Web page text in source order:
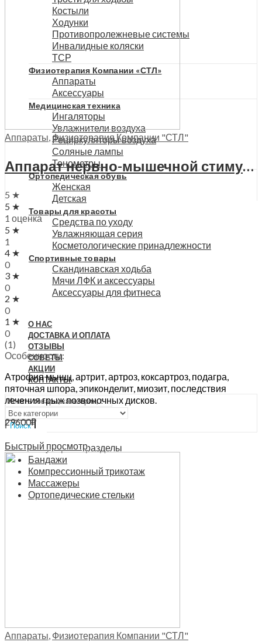
Костыли
Ходунки
Противопролежневые системы
Инвалидные коляски
ТСР
Физиотерапия Компании «СТЛ»
Аппараты
Аксессуары
Медицинская техника
Ингаляторы
Увлажнители воздуха
Рециркуляторы воздуха
Соляные лампы
Тонометры
Ортопедическая обувь
Женская
Детская
Товары для красоты
Средства по уходу
Увлажняющая серия
Косметологические принадлежности
Спортивные товары
Скандинавская ходьба
Мячи ЛФК и аксессуары
Аксессуары для фитнеса
О НАС
ДОСТАВКА И ОПЛАТА
ОТЗЫВЫ
СОВЕТЫ
АКЦИИ
КОНТАКТЫ
Поиск
Популярные разделы
Бандажи
Компрессионный трикотаж
Массажеры
Ортопедические стельки
Аппараты, Физиотерапия Компании "СТЛ"
Аппарат нервно-мышечной стимуляции АНМС Меркурий, А101
5 ★
5 ★
1 оценка
5 ★
1
4 ★
0
3 ★
0
2 ★
0
1 ★
0
(1)
Особенности:
Атрофия мышц, артрит, артроз, коксартроз, подагра,
пяточная шпора, эпиконделит, миозит, последствия
лечения грыж позвоночных дисков.
29600₽
Быстрый просмотр
Аппараты, Физиотерапия Компании "СТЛ"